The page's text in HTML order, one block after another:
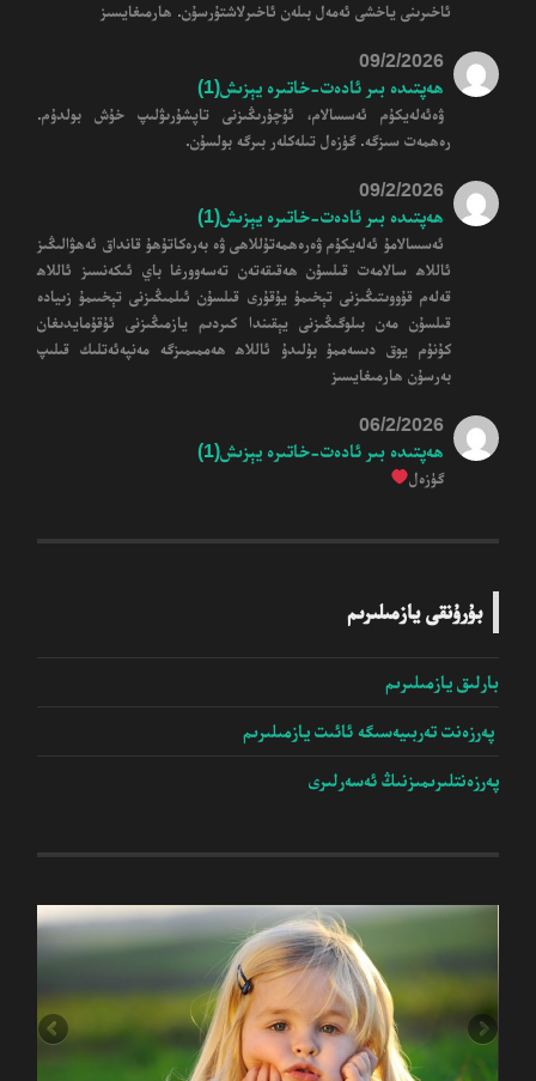
ئاخىرىنى ياخشى ئەمەل بىلەن ئاخىرلاشتۇرسۇن. ھارمىغايسىز
09/2/2026
ھەپتىدە بىر ئادەت-خاتىرە يېزىش(1)
ۋەئەلەيكۇم ئەسسالام، ئۇچۇرىڭىزنى تاپشۇرىۋلىپ خۇش بولدۇم.
رەھمەت سىزگە. گۈزەل تىلەكلەر بىرگە بولسۇن.
09/2/2026
ھەپتىدە بىر ئادەت-خاتىرە يېزىش(1)
ئەسسالامۇ ئەلەيكۇم ۋەرەھمەتۇللاھى ۋە بەرەكاتۇھۇ قانداق ئەھۋالىڭىز
ئاللاھ سالامەت قىلسۇن ھەقىقەتەن تەسەوورغا باي ئىكەنسىز ئاللاھ
قەلەم قۇووىتىڭىزنى تېخىمۇ يۇقۇرى قىلسۇن ئىلمىڭىزنى تېخىىمۇ زىيادە
قىلسۇن مەن بىلوگىڭىزنى يېقىندا كىردىم يازمىڭىزنى ئۇقۇمايدىغان
كۇنۇم يوق دىسەممۇ بۇلىدۇ ئاللاھ ھەممىمىزگە مەنپەئەتلىك قىلىپ
بەرسۇن ھارمىغايسىز
06/2/2026
ھەپتىدە بىر ئادەت-خاتىرە يېزىش(1)
گۈزەل
بۇرۇنقى يازمىلىرىم
بارلىق يازمىلىرىم
پەرزەنت تەربىيەسىگە ئائىت يازمىلىرىم
پەرزەنتلىرىمىزنىڭ ئەسەرلىرى